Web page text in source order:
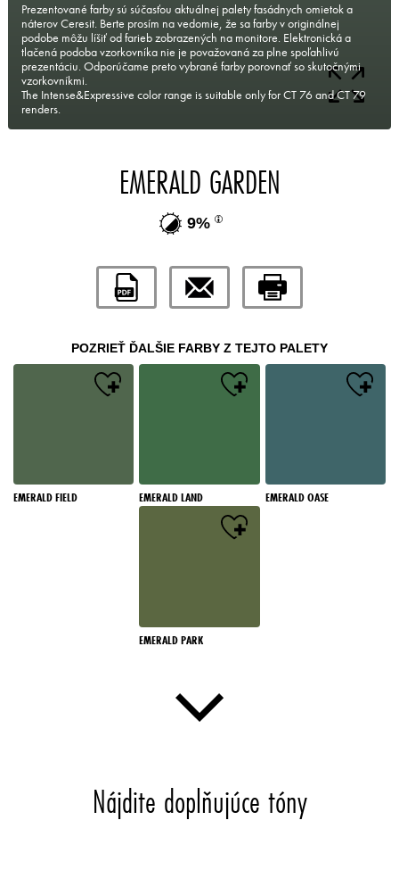
Prezentované farby sú súčasťou aktuálnej palety fasádnych omietok a
náterov Ceresit. Berte prosím na vedomie, že sa farby v originálnej
podobe môžu líšiť od farieb zobrazených na monitore. Elektronická a
tlačená podoba vzorkovníka nie je považovaná za plne spoľahlivú
prezentáciu. Odporúčame preto vybrané farby porovnať so skutočnými
vzorkovníkmi.
The Intense&Expressive color range is suitable only for CT 76 and CT 79
renders.
EMERALD GARDEN
9%
POZRIEŤ ĎALŠIE FARBY Z TEJTO PALETY
EMERALD FIELD EMERALD LAND EMERALD OASE
EMERALD PARK
Nájdite doplňujúce tóny